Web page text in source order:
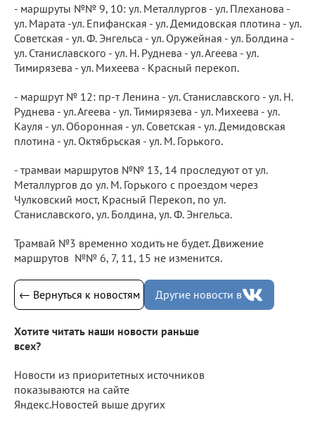
- маршруты №№ 9, 10: ул. Металлургов - ул. Плеханова -
ул. Марата -ул. Епифанская - ул. Демидовская плотина - ул.
Советская - ул. Ф. Энгельса - ул. Оружейная - ул. Болдина -
ул. Станиславского - ул. Н. Руднева - ул. Агеева - ул.
Тимирязева - ул. Михеева - Красный перекоп.
- маршрут № 12: пр-т Ленина - ул. Станиславского - ул. Н.
Руднева - ул. Агеева - ул. Тимирязева - ул. Михеева - ул.
Кауля - ул. Оборонная - ул. Советская - ул. Демидовская
плотина - ул. Октябрьская - ул. М. Горького.
- трамваи маршрутов №№ 13, 14 проследуют от ул.
Металлургов до ул. М. Горького с проездом через
Чулковский мост, Красный Перекоп, по ул.
Станиславского, ул. Болдина, ул. Ф. Энгельса.
Трамвай №3 временно ходить не будет. Движение
маршрутов №№ 6, 7, 11, 15 не изменится.
← Вернуться к новостям Другие новости в
Хотите читать наши новости раньше
всех?
Новости из приоритетных источников
показываются на сайте
Яндекс.Новостей выше других